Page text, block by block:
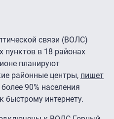
связи (ВОЛС)
пунктов в 18 районах
планируют
районные центры, пишет
90% населения
быстрому интернету.